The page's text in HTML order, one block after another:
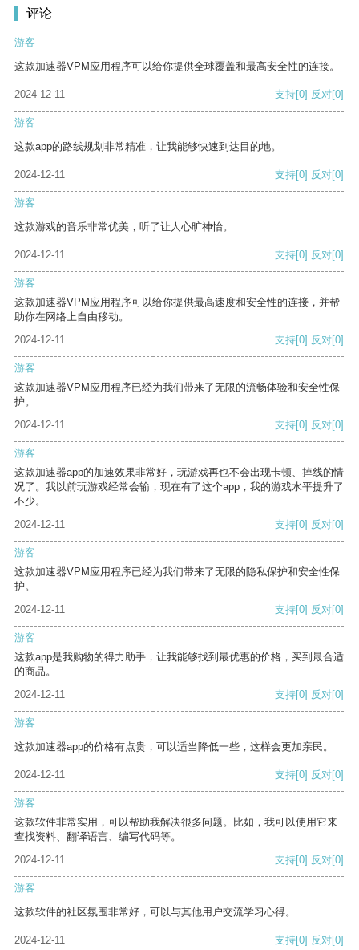
评论
游客
这款加速器VPM应用程序可以给你提供全球覆盖和最高安全性的连接。
2024-12-11 支持[0] 反对[0]
游客
这款app的路线规划非常精准，让我能够快速到达目的地。
2024-12-11 支持[0] 反对[0]
游客
这款游戏的音乐非常优美，听了让人心旷神怡。
2024-12-11 支持[0] 反对[0]
游客
这款加速器VPM应用程序可以给你提供最高速度和安全性的连接，并帮
助你在网络上自由移动。
2024-12-11
支持[0] 反对[0]
游客
这款加速器VPM应用程序已经为我们带来了无限的流畅体验和安全性保
护。
2024-12-11
支持[0] 反对[0]
游客
这款加速器app的加速效果非常好，玩游戏再也不会出现卡顿、掉线的情
况了。我以前玩游戏经常会输，现在有了这个app，我的游戏水平提升了
不少。
2024-12-11
支持[0] 反对[0]
游客
这款加速器VPM应用程序已经为我们带来了无限的隐私保护和安全性保
护。
2024-12-11
支持[0] 反对[0]
游客
这款app是我购物的得力助手，让我能够找到最优惠的价格，买到最合适
的商品。
2024-12-11
支持[0] 反对[0]
游客
这款加速器app的价格有点贵，可以适当降低一些，这样会更加亲民。
2024-12-11 支持[0] 反对[0]
游客
这款软件非常实用，可以帮助我解决很多问题。比如，我可以使用它来
查找资料、翻译语言、编写代码等。
2024-12-11
支持[0] 反对[0]
游客
这款软件的社区氛围非常好，可以与其他用户交流学习心得。
2024-12-11 支持[0] 反对[0]